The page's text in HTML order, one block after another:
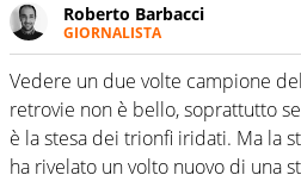
Roberto Barbacci
GIORNALISTA
Giornalista (pubblicista)
tuttologo di Virgilio Sport.
scherma, di volley o di
Vedere un due volte campione
retrovie non è bello, soprattutto
è la stesa dei trionfi iridati. Ma la
ha rivelato un volto nuovo di una